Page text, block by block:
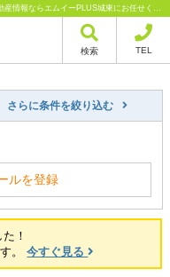
新築一戸建て｜埼玉・東京・千葉の新築・中古一戸建て、不動産情報ならエムイーPLUS城東にお任せください
検索 TEL
さらに条件を絞り込む
ルを登録
！
す。今すぐ見る